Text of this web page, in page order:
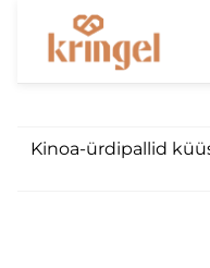
Kinoa-ürdipallid